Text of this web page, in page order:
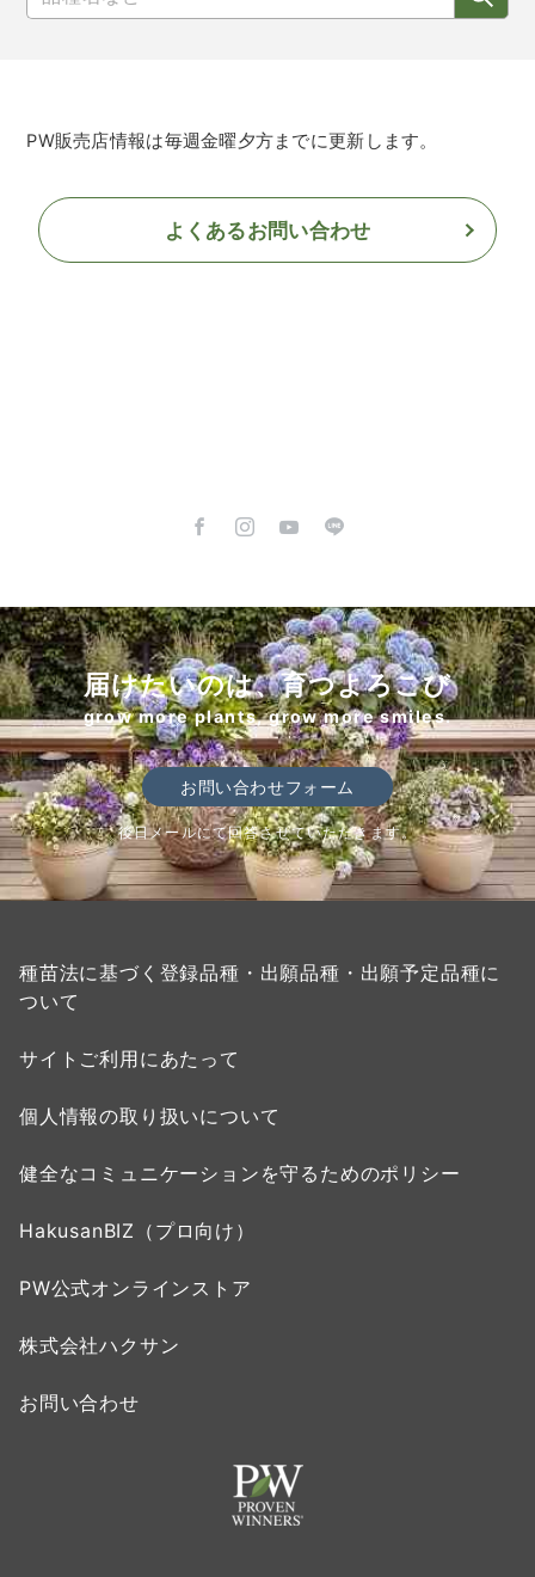
PW販売店情報は毎週金曜夕方までに更新します。
よくあるお問い合わせ
届けたいのは、育つよろこび
grow more plants, grow more smiles.
お問い合わせフォーム
後日メールにて回答させていただきます。
種苗法に基づく登録品種・出願品種・出願予定品種に
ついて
サイトご利用にあたって
個人情報の取り扱いについて
健全なコミュニケーションを守るためのポリシー
HakusanBIZ（プロ向け）
PW公式オンラインストア
株式会社ハクサン
お問い合わせ